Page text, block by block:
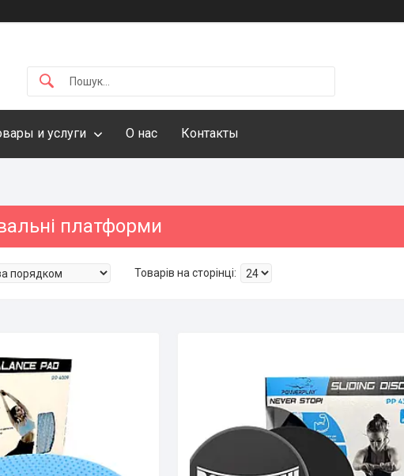
и услуги О нас Контакты
платформи